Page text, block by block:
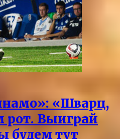
«Шварц,
рот. Выиграй
будем тут